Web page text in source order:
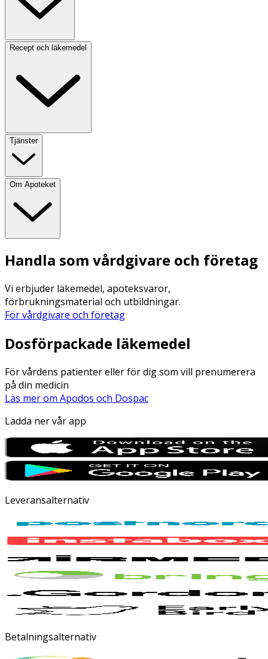
Recept och läkemedel
Tjänster
Om Apoteket
Handla som vårdgivare och företag
Vi erbjuder läkemedel, apoteksvaror,
förbrukningsmaterial och utbildningar.
För vårdgivare och företag
Dosförpackade läkemedel
För vårdens patienter eller för dig som vill prenumerera
på din medicin
Läs mer om Apodos och Dospac
Ladda ner vår app
Leveransalternativ
Betalningsalternativ